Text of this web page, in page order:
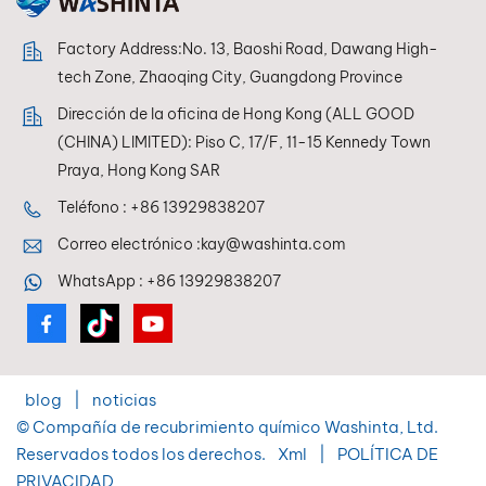
de pintura duradero.
Factory Address:No. 13, Baoshi Road, Dawang High-
tech Zone, Zhaoqing City, Guangdong Province
Dirección de la oficina de Hong Kong (ALL GOOD
(CHINA) LIMITED): Piso C, 17/F, 11-15 Kennedy Town
Praya, Hong Kong SAR
Teléfono : +86 13929838207
Correo electrónico :kay@washinta.com
WhatsApp : +86 13929838207
blog
noticias
© Compañía de recubrimiento químico Washinta, Ltd.
Reservados todos los derechos.
Xml
POLÍTICA DE
PRIVACIDAD